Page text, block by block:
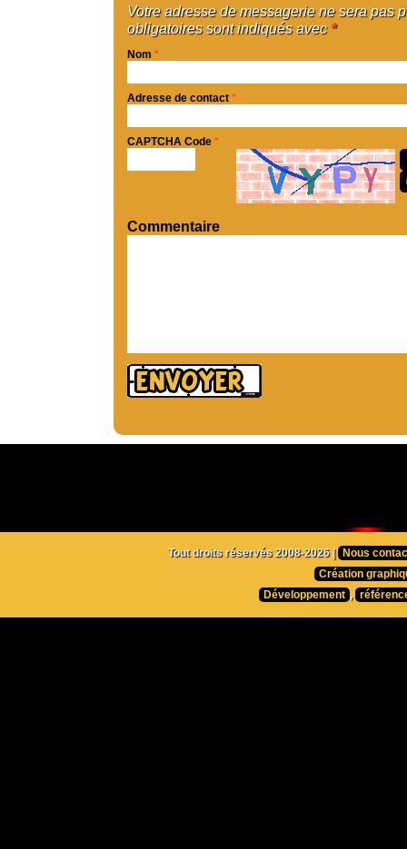
Votre adresse de messagerie ne sera pas
obligatoires sont indiqués avec *
Nom *
Adresse de contact *
CAPTCHA Code *
Commentaire
Tout droits réservés 2008-2026 |
Nous
Création
Développement ,